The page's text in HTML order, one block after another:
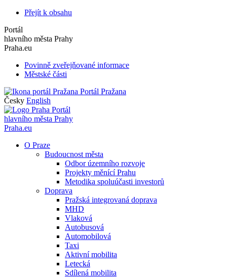
Přejít k obsahu
Portál
hlavního města Prahy
Praha.eu
Povinně zveřejňované informace
Městské části
Portál Pražana
Česky English
Portál
hlavního města Prahy
Praha.eu
O Praze
Budoucnost města
Odbor územního rozvoje
Projekty měnící Prahu
Metodika spoluúčasti investorů
Doprava
Pražská integrovaná doprava
MHD
Vlaková
Autobusová
Automobilová
Taxi
Aktivní mobilita
Letecká
Sdílená mobilita